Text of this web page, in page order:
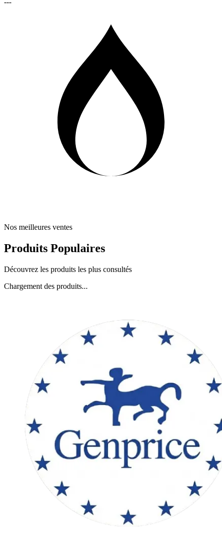
---
Nos meilleures ventes
Produits Populaires
Découvrez les produits les plus consultés
Chargement des produits...